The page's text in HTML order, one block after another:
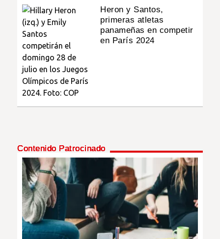
Heron y Santos,
primeras atletas
panameñas en competir
en París 2024
Contenido Patrocinado